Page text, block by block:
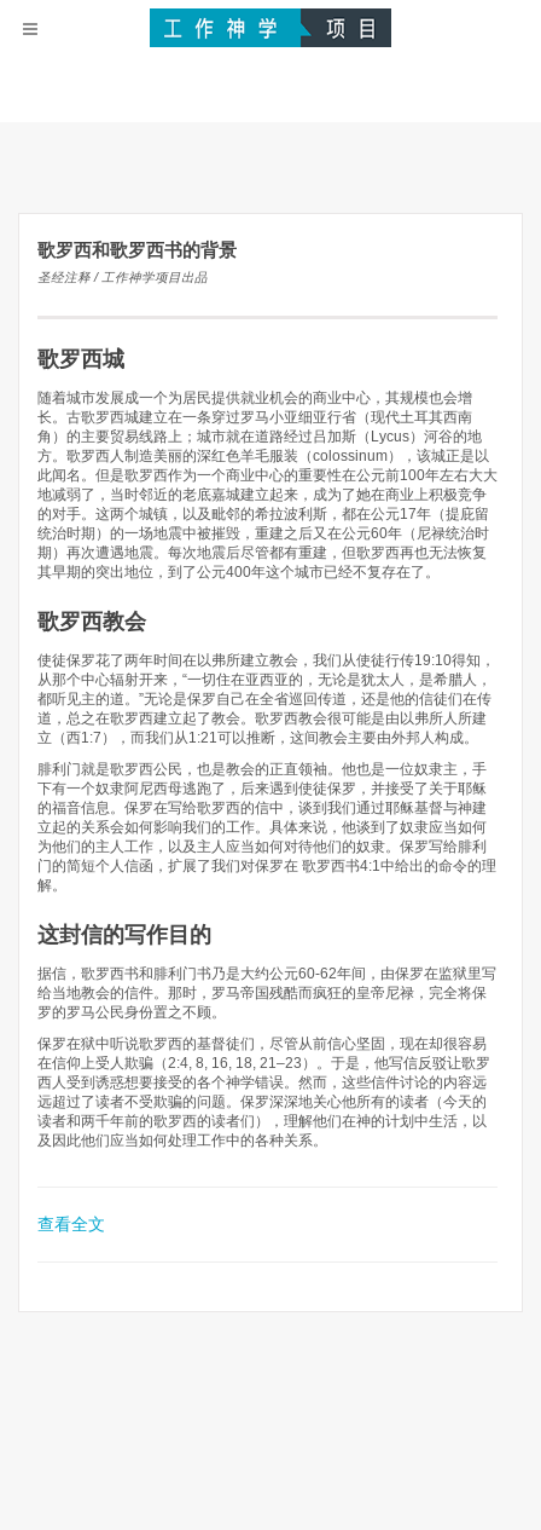
歌罗西和歌罗西书的背景
圣经注释 / 工作神学项目出品
歌罗西城
随着城市发展成一个为居民提供就业机会的商业中心，其规模也会增
长。古歌罗西城建立在一条穿过罗马小亚细亚行省（现代土耳其西南
角）的主要贸易线路上；城市就在道路经过吕加斯（Lycus）河谷的地
方。歌罗西人制造美丽的深红色羊毛服装（colossinum），该城正是以
此闻名。但是歌罗西作为一个商业中心的重要性在公元前100年左右大大
地减弱了，当时邻近的老底嘉城建立起来，成为了她在商业上积极竞争
的对手。这两个城镇，以及毗邻的希拉波利斯，都在公元17年（提庇留
统治时期）的一场地震中被摧毁，重建之后又在公元60年（尼禄统治时
期）再次遭遇地震。每次地震后尽管都有重建，但歌罗西再也无法恢复
其早期的突出地位，到了公元400年这个城市已经不复存在了。
歌罗西教会
使徒保罗花了两年时间在以弗所建立教会，我们从使徒行传19:10得知，
从那个中心辐射开来，“一切住在亚西亚的，无论是犹太人，是希腊人，
都听见主的道。”无论是保罗自己在全省巡回传道，还是他的信徒们在传
道，总之在歌罗西建立起了教会。歌罗西教会很可能是由以弗所人所建
立（西1:7），而我们从1:21可以推断，这间教会主要由外邦人构成。
腓利门就是歌罗西公民，也是教会的正直领袖。他也是一位奴隶主，手
下有一个奴隶阿尼西母逃跑了，后来遇到使徒保罗，并接受了关于耶稣
的福音信息。保罗在写给歌罗西的信中，谈到我们通过耶稣基督与神建
立起的关系会如何影响我们的工作。具体来说，他谈到了奴隶应当如何
为他们的主人工作，以及主人应当如何对待他们的奴隶。保罗写给腓利
门的简短个人信函，扩展了我们对保罗在 歌罗西书4:1中给出的命令的理
解。
这封信的写作目的
据信，歌罗西书和腓利门书乃是大约公元60-62年间，由保罗在监狱里写
给当地教会的信件。那时，罗马帝国残酷而疯狂的皇帝尼禄，完全将保
罗的罗马公民身份置之不顾。
保罗在狱中听说歌罗西的基督徒们，尽管从前信心坚固，现在却很容易
在信仰上受人欺骗（2:4, 8, 16, 18, 21–23）。于是，他写信反驳让歌罗
西人受到诱惑想要接受的各个神学错误。然而，这些信件讨论的内容远
远超过了读者不受欺骗的问题。保罗深深地关心他所有的读者（今天的
读者和两千年前的歌罗西的读者们），理解他们在神的计划中生活，以
及因此他们应当如何处理工作中的各种关系。
查看全文